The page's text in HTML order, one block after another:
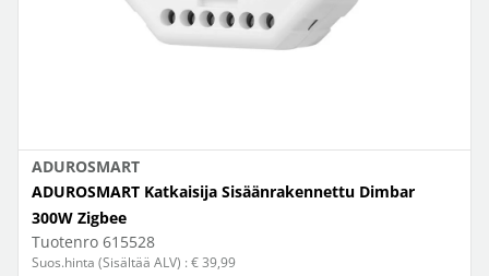
ADUROSMART
ADUROSMART Katkaisija Sisäänrakennettu Dimbar
300W Zigbee
Tuotenro 615528
Suos.hinta (Sisältää ALV) : € 39,99